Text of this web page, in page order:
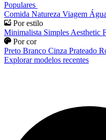
Populares
Comida Natureza Viagem Água
Por estilo
Minimalista Simples Aesthetic
Por cor
Preto Branco Cinza Prateado
Explorar modelos recentes